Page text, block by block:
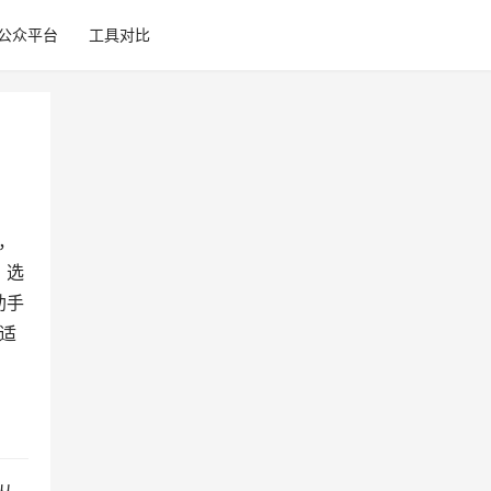
众平台 工具对比
选
手